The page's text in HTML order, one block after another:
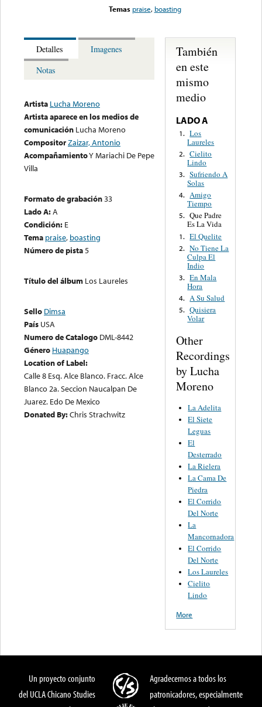
Temas praise, boasting
Detalles
Imagenes
Notas
Artista Lucha Moreno
Artista aparece en los medios de
comunicación Lucha Moreno
CompositorZaizar, Antonio
AcompañamientoY Mariachi De Pepe
Villa
Formato de grabación33
Lado A:A
Condición: E
Tema praise, boasting
Número de pista5
Título del álbum Los Laureles
Sello Dimsa
País USA
Numero de Catalogo DML-8442
Género Huapango
Location of Label:
Calle 8 Esq. Alce Blanco. Fracc. Alce
Blanco 2a. Seccion Naucalpan De
Juarez. Edo De Mexico
Donated By:Chris Strachwitz
También
en este
mismo
medio
LADO A
1. Los
Laureles
2. Cielito
Lindo
3. Sufriendo A
Solas
4. Amigo
Tiempo
5. Que Padre
Es La Vida
1. El Quelite
2. No Tiene La
Culpa El
Indio
3. En Mala
Hora
4. A Su Salud
5. Quisiera
Volar
Other
Recordings
by Lucha
Moreno
La Adelita
El Siete
Leguas
El
Desterrado
La Rielera
La Cama De
Piedra
El Corrido
Del Norte
La
Mancornadora
El Corrido
Del Norte
Los Laureles
Cielito
Lindo
More
Un proyecto conjunto
del UCLA Chicano Studies
Agradecemos a todos los
patronicadores, especialmente